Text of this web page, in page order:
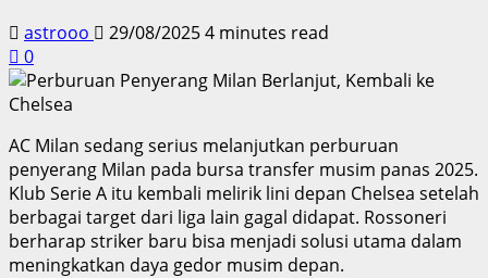
astrooo 29/08/20254 minutes read
0
AC Milan sedang serius melanjutkan perburuan
penyerang Milan pada bursa transfer musim panas 2025.
Klub Serie A itu kembali melirik lini depan Chelsea setelah
berbagai target dari liga lain gagal didapat. Rossoneri
berharap striker baru bisa menjadi solusi utama dalam
meningkatkan daya gedor musim depan.